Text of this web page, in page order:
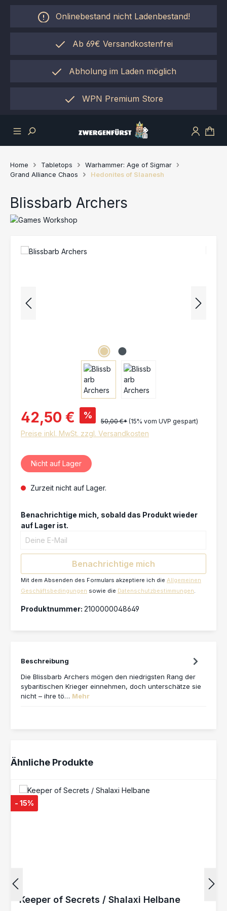
Zum Hauptinhalt springen
Onlinebestand nicht Ladenbestand!
Ab 69€ Versandkostenfrei
Abholung im Laden möglich
einfach per "Click&Collect"
WPN Premium Store
Home Tabletops
Warhammer: Age of Sigmar
Grand Alliance Chaos
Hedonites of Slaanesh
Blissbarb Archers
Bildergalerie überspringen
42,50 € %
50,00 €* (15% vom UVP gespart)
Preise inkl. MwSt. zzgl. Versandkosten
Nicht auf Lager
Zurzeit nicht auf Lager.
Benachrichtige mich, sobald das Produkt wieder
auf Lager ist.
Deine E-Mail
Benachrichtige mich
Mit dem Absenden des Formulars akzeptiere ich die Allgemeinen
Geschäftsbedingungen sowie die Datenschutzbestimmungen
Produktnummer: 2100000048649
Beschreibung
Die Blissbarb Archers mögen den niedrigsten Rang der
sybaritischen Krieger einnehmen, doch unterschätze sie
nicht – ihre tö… Mehr
Produktgalerie überspringen
Ähnliche Produkte
- 15%
Keeper of Secrets / Shalaxi Helbane